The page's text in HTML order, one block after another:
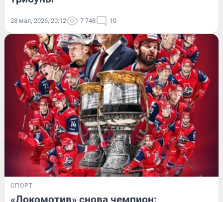
28 мая, 2026, 20:12 7 748 10
СПОРТ
«Локомотив» снова чемпион: